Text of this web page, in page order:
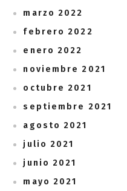
marzo 2022
febrero 2022
enero 2022
noviembre 2021
octubre 2021
septiembre 2021
agosto 2021
julio 2021
junio 2021
mayo 2021